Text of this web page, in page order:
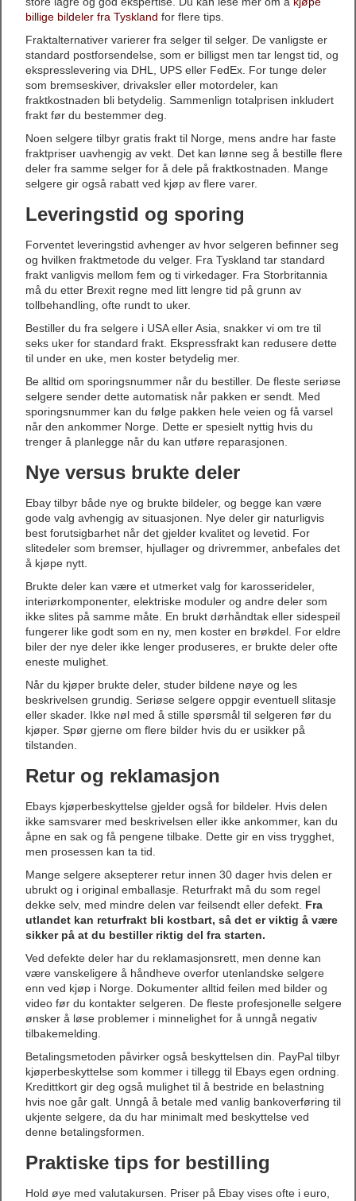
billige bildeler fra Tyskland for flere tips.
Fraktalternativer varierer fra selger til selger. De vanligste er
standard postforsendelse, som er billigst men tar lengst tid, og
ekspresslevering via DHL, UPS eller FedEx. For tunge deler
som bremseskiver, drivaksler eller motordeler, kan
fraktkostnaden bli betydelig. Sammenlign totalprisen inkludert
frakt før du bestemmer deg.
Noen selgere tilbyr gratis frakt til Norge, mens andre har faste
fraktpriser uavhengig av vekt. Det kan lønne seg å bestille flere
deler fra samme selger for å dele på fraktkostnaden. Mange
selgere gir også rabatt ved kjøp av flere varer.
Leveringstid og sporing
Forventet leveringstid avhenger av hvor selgeren befinner seg
og hvilken fraktmetode du velger. Fra Tyskland tar standard
frakt vanligvis mellom fem og ti virkedager. Fra Storbritannia
må du etter Brexit regne med litt lengre tid på grunn av
tollbehandling, ofte rundt to uker.
Bestiller du fra selgere i USA eller Asia, snakker vi om tre til
seks uker for standard frakt. Ekspressfrakt kan redusere dette
til under en uke, men koster betydelig mer.
Be alltid om sporingsnummer når du bestiller. De fleste seriøse
selgere sender dette automatisk når pakken er sendt. Med
sporingsnummer kan du følge pakken hele veien og få varsel
når den ankommer Norge. Dette er spesielt nyttig hvis du
trenger å planlegge når du kan utføre reparasjonen.
Nye versus brukte deler
Ebay tilbyr både nye og brukte bildeler, og begge kan være
gode valg avhengig av situasjonen. Nye deler gir naturligvis
best forutsigbarhet når det gjelder kvalitet og levetid. For
slitedeler som bremser, hjullager og drivremmer, anbefales det
å kjøpe nytt.
Brukte deler kan være et utmerket valg for karosserideler,
interiørkomponenter, elektriske moduler og andre deler som
ikke slites på samme måte. En brukt dørhåndtak eller sidespeil
fungerer like godt som en ny, men koster en brøkdel. For eldre
biler der nye deler ikke lenger produseres, er brukte deler ofte
eneste mulighet.
Når du kjøper brukte deler, studer bildene nøye og les
beskrivelsen grundig. Seriøse selgere oppgir eventuell slitasje
eller skader. Ikke nøl med å stille spørsmål til selgeren før du
kjøper. Spør gjerne om flere bilder hvis du er usikker på
tilstanden.
Retur og reklamasjon
Ebays kjøperbeskyttelse gjelder også for bildeler. Hvis delen
ikke samsvarer med beskrivelsen eller ikke ankommer, kan du
åpne en sak og få pengene tilbake. Dette gir en viss trygghet,
men prosessen kan ta tid.
Mange selgere aksepterer retur innen 30 dager hvis delen er
ubrukt og i original emballasje. Returfrakt må du som regel
dekke selv, med mindre delen var feilsendt eller defekt. Fra
utlandet kan returfrakt bli kostbart, så det er viktig å være
sikker på at du bestiller riktig del fra starten.
Ved defekte deler har du reklamasjonsrett, men denne kan
være vanskeligere å håndheve overfor utenlandske selgere
enn ved kjøp i Norge. Dokumenter alltid feilen med bilder og
video før du kontakter selgeren. De fleste profesjonelle selgere
ønsker å løse problemer i minnelighet for å unngå negativ
tilbakemelding.
Betalingsmetoden påvirker også beskyttelsen din. PayPal tilbyr
kjøperbeskyttelse som kommer i tillegg til Ebays egen ordning.
Kredittkort gir deg også mulighet til å bestride en belastning
hvis noe går galt. Unngå å betale med vanlig bankoverføring til
ukjente selgere, da du har minimalt med beskyttelse ved
denne betalingsformen.
Praktiske tips for bestilling
Hold øye med valutakursen. Priser på Ebay vises ofte i euro,